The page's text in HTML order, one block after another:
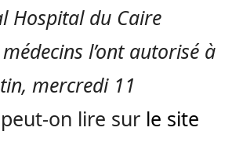
Hospital du Caire
l’ont autorisé à
mercredi 11
peut-on lire sur le site